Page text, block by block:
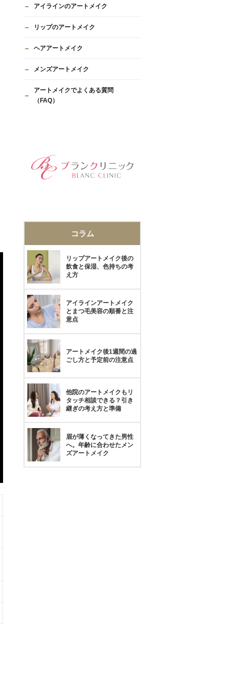
アイラインのアートメイク
リップのアートメイク
ヘアアートメイク
メンズアートメイク
アートメイクでよくある質問
（FAQ）
コラム
リップアートメイク後の
飲食と保湿、色持ちの考
え方
アイラインアートメイク
とまつ毛美容の順番と注
意点
アートメイク後1週間の過
ごし方と予定前の注意点
他院のアートメイクもリ
タッチ相談できる？引き
継ぎの考え方と準備
眉が薄くなってきた男性
へ。年齢に合わせたメン
ズアートメイク